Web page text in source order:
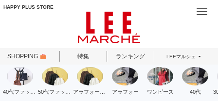
HAPPY PLUS STORE
SHOPPING 特集 ランキング LEEマルシェ
アラフォー ワンピース 40代